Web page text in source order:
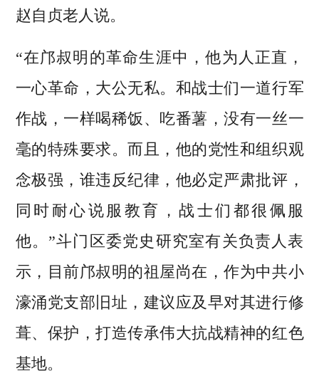
赵自贞老人说。
“在邝叔明的革命生涯中，他为人正直，
一心革命，大公无私。和战士们一道行军
作战，一样喝稀饭、吃番薯，没有一丝一
毫的特殊要求。而且，他的党性和组织观
念极强，谁违反纪律，他必定严肃批评，
同时耐心说服教育，战士们都很佩服
他。”斗门区委党史研究室有关负责人表
示，目前邝叔明的祖屋尚在，作为中共小
濠涌党支部旧址，建议应及早对其进行修
葺、保护，打造传承伟大抗战精神的红色
基地。